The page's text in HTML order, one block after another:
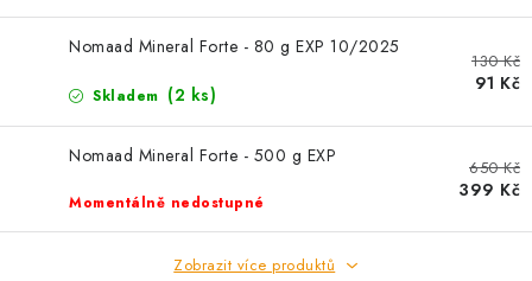
NOVINKY
OSTATNÍ
PETLOVER
Nomaad Mineral Forte - 80 g EXP 10/2025
Skladem (2 ks)
130 Kč
91 Kč
Nomaad Mineral Forte - 500 g EXP
Momentálně nedostupné
650 Kč
399 Kč
Zobrazit více produktů